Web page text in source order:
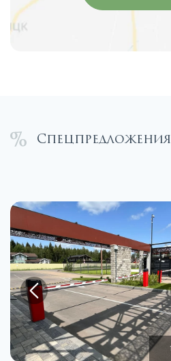
Спецпредложения